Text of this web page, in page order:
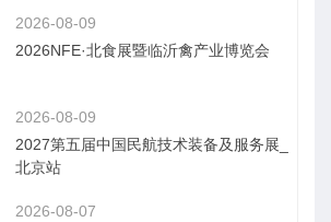
2026-08-09
2026NFE·北食展暨临沂禽产业博览会
2026-08-09
2027第五届中国民航技术装备及服务展_
北京站
2026-08-07